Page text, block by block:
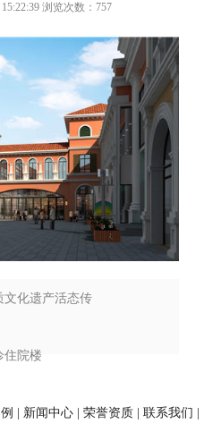
浏览次数： 757
文化遗产活态传
住院楼
新闻中心| 荣誉资质| 联系我们